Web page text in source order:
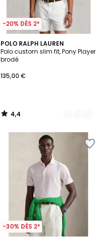
-20% DÈS 2*
POLO RALPH LAUREN
Polo custom slim fit, Pony Player
brodé
135,00 €
4,4
/ 5
2
Couleurs
4,4
/
-30% DÈS 2*